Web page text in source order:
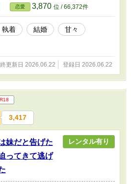
恋愛 3,870 位 / 66,372件
執着 結婚
甘々
更新日 2026.06.22 登録日 2026.06.22
R18
3,417
妹だと告げた
ってきて逃げ
レンタル有り